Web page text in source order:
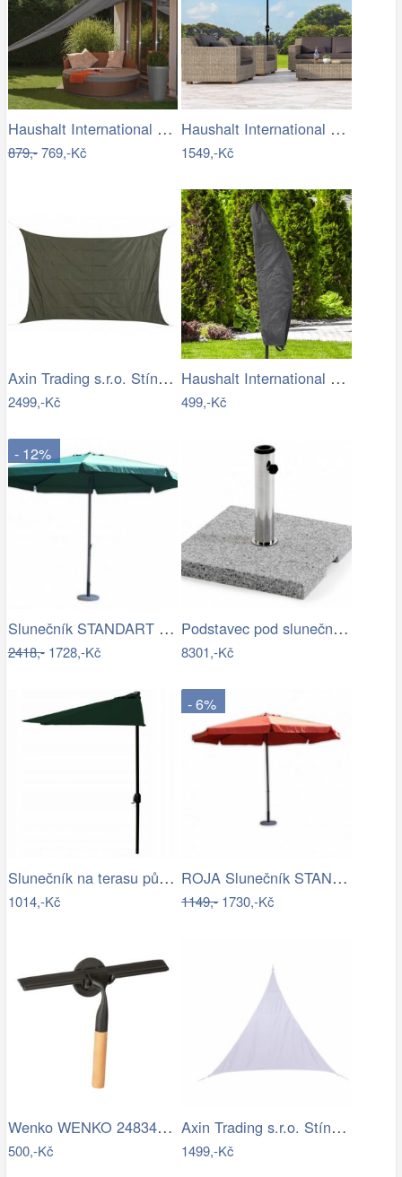
Haushalt International Stínící…
879,-769,-Kč
Haushalt International Kovový slunečník…
1549,-Kč
Axin Trading s.r.o. Stínící plachta…
2499,-Kč
Haushalt International Ochranný obal na…
499,-Kč
- 12%
Slunečník STANDART 4m ROJAPLAST
2418,-1728,-Kč
Podstavec pod slunečník ODDIN - GD
8301,-Kč
Slunečník na terasu půlkruhový - zelený…
1014,-Kč
- 6%
ROJA Slunečník STANDART 4m - terracota
1149,-1730,-Kč
Wenko WENKO 24834100 - Stěrka BAMBUSa…
500,-Kč
Axin Trading s.r.o. Stínící plachta…
1499,-Kč